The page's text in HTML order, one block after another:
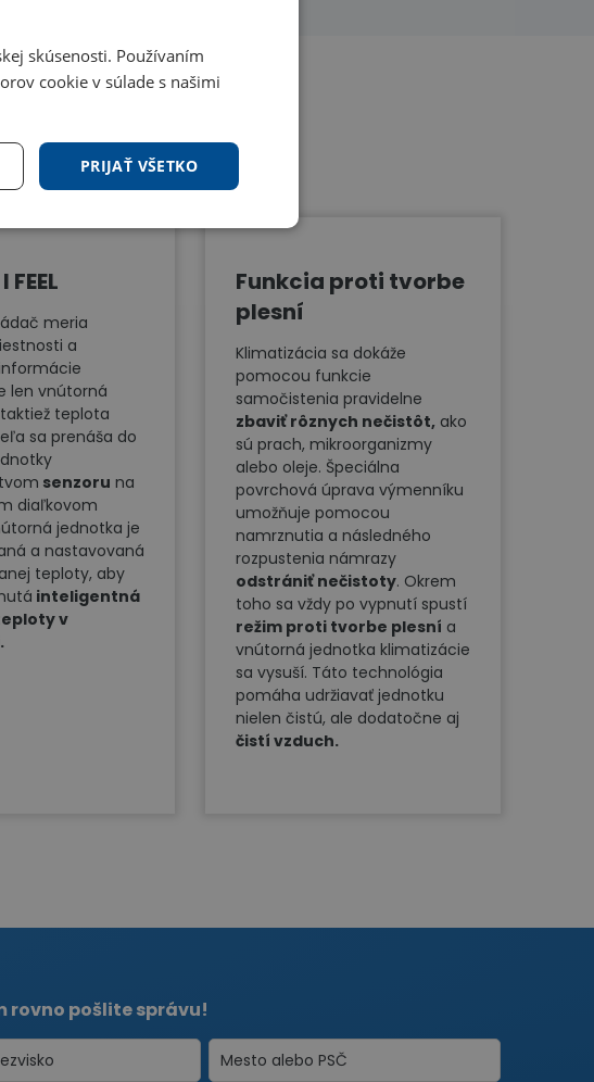
meria
a
len vnútorná
teplota
sa prenáša do
senzoru na
diaľkovom
jednotka je
a nastavovaná
teploty, aby
inteligentná
v
Funkcia proti tvorbe
plesní
Klimatizácia sa dokáže
pomocou funkcie
samočistenia pravidelne
zbaviť rôznych nečistôt, ako
sú prach, mikroorganizmy
alebo oleje. Špeciálna
povrchová úprava výmenníku
umožňuje pomocou
namrznutia a následného
rozpustenia námrazy
odstrániť nečistoty. Okrem
toho sa vždy po vypnutí spustí
režim proti tvorbe plesní a
vnútorná jednotka klimatizácie
sa vysuší. Táto technológia
pomáha udržiavať jednotku
nielen čistú, ale dodatočne aj
čistí vzduch.
rovno pošlite správu!
skúsenosti. Používaním
cookie v súlade s našimi
PRIJAŤ VŠETKO